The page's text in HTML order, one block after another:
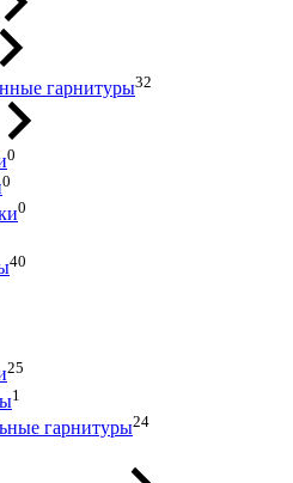
гарнитуры32
0
0
0
40
25
1
гарнитуры24